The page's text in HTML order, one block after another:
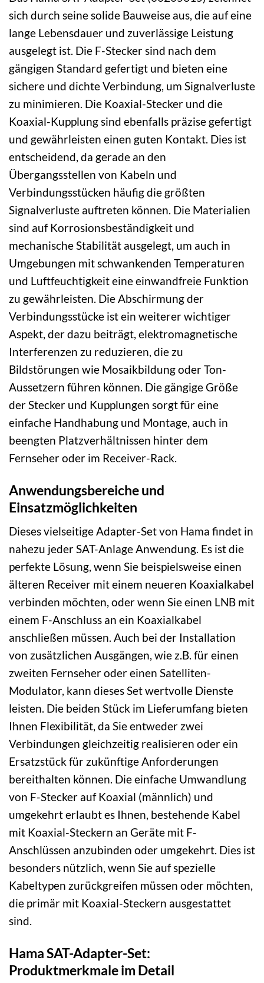
sich durch seine solide Bauweise aus, die auf eine
lange Lebensdauer und zuverlässige Leistung
ausgelegt ist. Die F-Stecker sind nach dem
gängigen Standard gefertigt und bieten eine
sichere und dichte Verbindung, um Signalverluste
zu minimieren. Die Koaxial-Stecker und die
Koaxial-Kupplung sind ebenfalls präzise gefertigt
und gewährleisten einen guten Kontakt. Dies ist
entscheidend, da gerade an den
Übergangsstellen von Kabeln und
Verbindungsstücken häufig die größten
Signalverluste auftreten können. Die Materialien
sind auf Korrosionsbeständigkeit und
mechanische Stabilität ausgelegt, um auch in
Umgebungen mit schwankenden Temperaturen
und Luftfeuchtigkeit eine einwandfreie Funktion
zu gewährleisten. Die Abschirmung der
Verbindungsstücke ist ein weiterer wichtiger
Aspekt, der dazu beiträgt, elektromagnetische
Interferenzen zu reduzieren, die zu
Bildstörungen wie Mosaikbildung oder Ton-
Aussetzern führen können. Die gängige Größe
der Stecker und Kupplungen sorgt für eine
einfache Handhabung und Montage, auch in
beengten Platzverhältnissen hinter dem
Fernseher oder im Receiver-Rack.
Anwendungsbereiche und
Einsatzmöglichkeiten
Dieses vielseitige Adapter-Set von Hama findet in
nahezu jeder SAT-Anlage Anwendung. Es ist die
perfekte Lösung, wenn Sie beispielsweise einen
älteren Receiver mit einem neueren Koaxialkabel
verbinden möchten, oder wenn Sie einen LNB mit
einem F-Anschluss an ein Koaxialkabel
anschließen müssen. Auch bei der Installation
von zusätzlichen Ausgängen, wie z.B. für einen
zweiten Fernseher oder einen Satelliten-
Modulator, kann dieses Set wertvolle Dienste
leisten. Die beiden Stück im Lieferumfang bieten
Ihnen Flexibilität, da Sie entweder zwei
Verbindungen gleichzeitig realisieren oder ein
Ersatzstück für zukünftige Anforderungen
bereithalten können. Die einfache Umwandlung
von F-Stecker auf Koaxial (männlich) und
umgekehrt erlaubt es Ihnen, bestehende Kabel
mit Koaxial-Steckern an Geräte mit F-
Anschlüssen anzubinden oder umgekehrt. Dies ist
besonders nützlich, wenn Sie auf spezielle
Kabeltypen zurückgreifen müssen oder möchten,
die primär mit Koaxial-Steckern ausgestattet
sind.
Hama SAT-Adapter-Set:
Produktmerkmale im Detail